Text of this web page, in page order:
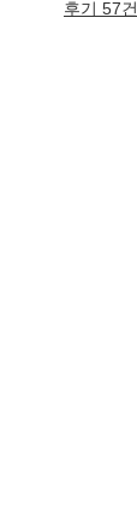
후기 57건